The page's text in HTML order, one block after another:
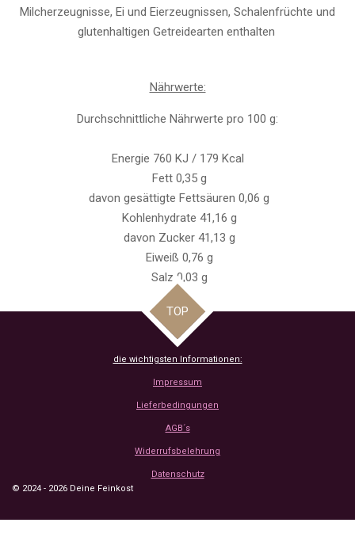
Milcherzeugnisse, Ei und Eierzeugnissen, Schalenfrüchte und
glutenhaltigen Getreidearten enthalten
Nährwerte:
Durchschnittliche Nährwerte pro 100 g:
Energie 760 KJ / 179 Kcal
Fett 0,35 g
davon gesättigte Fettsäuren 0,06 g
Kohlenhydrate 41,16 g
davon Zucker 41,13 g
Eiweiß 0,76 g
Salz 0,03 g
TOP
die wichtigsten Informationen:
Impressum
Lieferbedingungen
AGB´s
Widerrufsbelehrung
Datenschutz
© 2024 - 2026 Deine Feinkost